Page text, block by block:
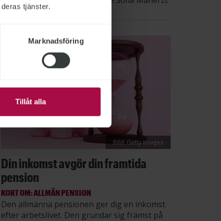
tjänster.
Marknadsföring
Tillåt alla
Bild: Getty Images
Din inkomst avgör din framtida
pension
KORT OM: ALLMÄN PENSION
Den allmänna pensionen ger dig en inkomst
efter arbetslivet. Den grundar sig främst på